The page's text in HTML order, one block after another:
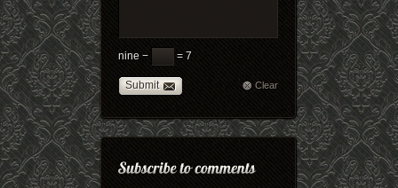
nine − = 7
Submit Clear